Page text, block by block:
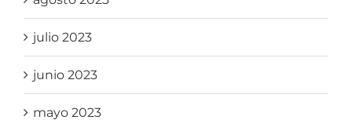
julio 2023
junio 2023
mayo 2023